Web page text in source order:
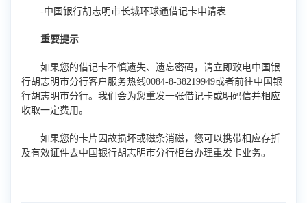
-中国银行胡志明市长城环球通借记卡申请表
重要提示
如果您的借记卡不慎遗失、遗忘密码，请立即致电中国银
行胡志明市分行客户服务热线0084-8-38219949或者前往中国银
行胡志明市分行。我们会为您重发一张借记卡或明码信并相应
收取一定费用。
如果您的卡片因故损坏或磁条消磁，您可以携带相应存折
及有效证件去中国银行胡志明市分行柜台办理重发卡业务。